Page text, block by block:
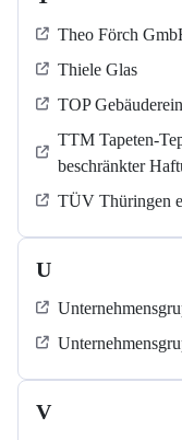
Theo Förch
Thiele Glas
TOP
TTM Tapeten-
beschränkter
TÜV Thüringen
U
V